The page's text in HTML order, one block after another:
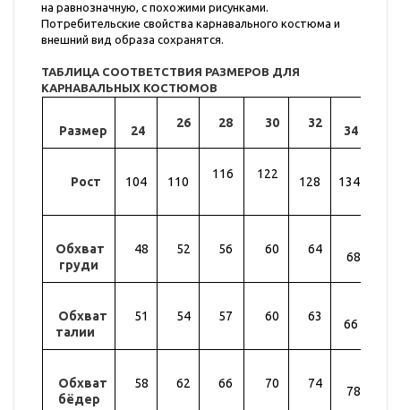
на равнозначную, с похожими рисунками.
Потребительские свойства карнавального костюма и
внешний вид образа сохранятся.
ТАБЛИЦА СООТВЕТСТВИЯ РАЗМЕРОВ ДЛЯ
КАРНАВАЛЬНЫХ КОСТЮМОВ
Размер 24
26 28 30 32
34
Рост 104 110
116 122
128 134
Обхват
груди
48 52 56 60 64
68
Обхват
талии
51 54 57 60 63
66
Обхват
бёдер
58 62 66 70 74
78